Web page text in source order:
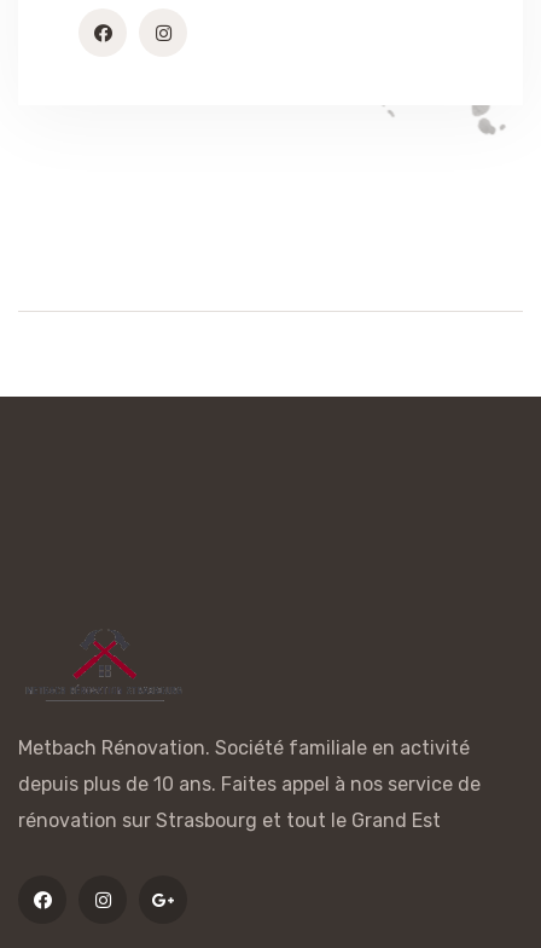
Metbach Rénovation. Société familiale en activité
depuis plus de 10 ans. Faites appel à nos service de
rénovation sur Strasbourg et tout le Grand Est